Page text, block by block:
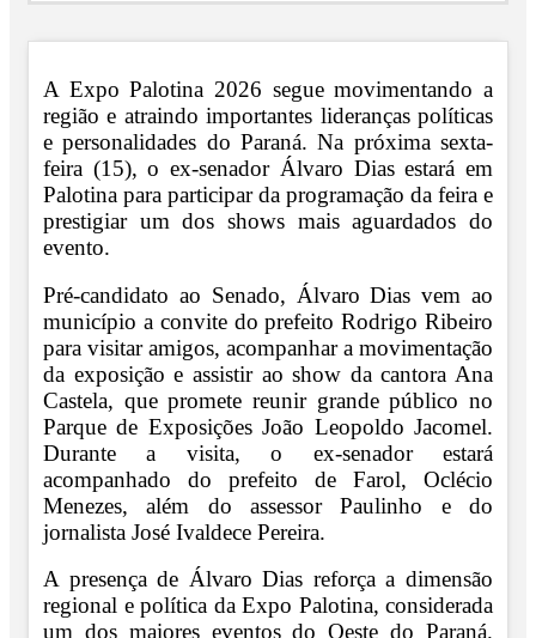
A Expo Palotina 2026 segue movimentando a
região e atraindo importantes lideranças políticas
e personalidades do Paraná. Na próxima sexta-
feira (15), o ex-senador Álvaro Dias estará em
Palotina para participar da programação da feira e
prestigiar um dos shows mais aguardados do
evento.
Pré-candidato ao Senado, Álvaro Dias vem ao
município a convite do prefeito Rodrigo Ribeiro
para visitar amigos, acompanhar a movimentação
da exposição e assistir ao show da cantora Ana
Castela, que promete reunir grande público no
Parque de Exposições João Leopoldo Jacomel.
Durante a visita, o ex-senador estará
acompanhado do prefeito de Farol, Oclécio
Menezes, além do assessor Paulinho e do
jornalista José Ivaldece Pereira.
A presença de Álvaro Dias reforça a dimensão
regional e política da Expo Palotina, considerada
um dos maiores eventos do Oeste do Paraná.